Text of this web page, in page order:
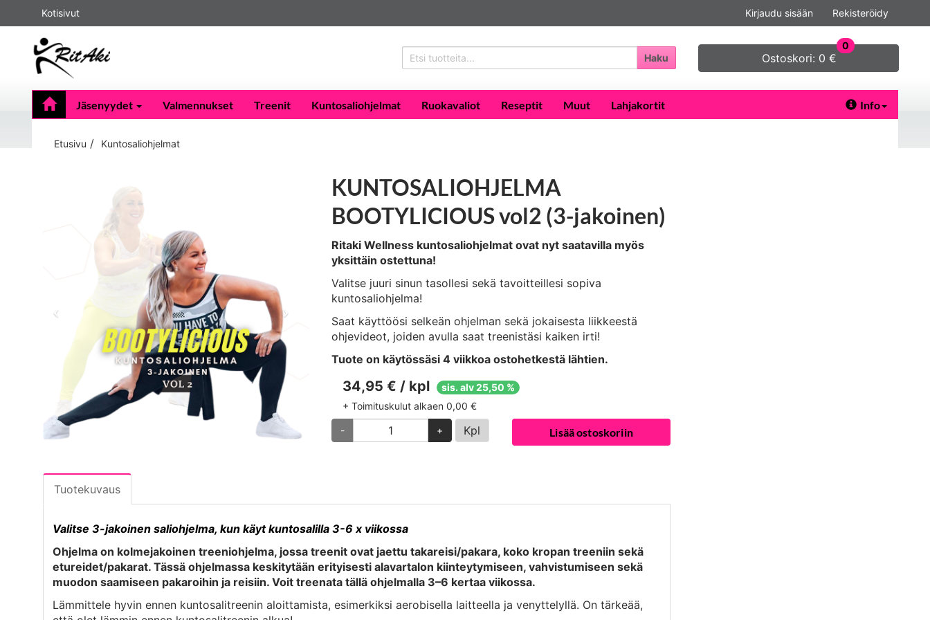
Kotisivut Kirjaudu sisään Rekisteröidy
Haku Ostoskori: 0 €
0
Jäsenyydet Valmennukset Treenit Kuntosaliohjelmat Ruokavaliot Reseptit Muut Lahjakortit Info
Etusivu Kuntosaliohjelmat
KUNTOSALIOHJELMA
BOOTYLICIOUS vol2 (3-jakoinen)
Ritaki Wellness kuntosaliohjelmat ovat nyt saatavilla myös
yksittäin ostettuna!
Valitse juuri sinun tasollesi sekä tavoitteillesi sopiva
kuntosaliohjelma!
Saat käyttöösi selkeän ohjelman sekä jokaisesta liikkeestä
ohjevideot, joiden avulla saat treenistäsi kaiken irti!
Tuote on käytössäsi 4 viikkoa ostohetkestä lähtien.
34,95 € / kpl
sis. alv 25,50 %
+ Toimituskulut alkaen 0,00 €
- + Kpl Lisää ostoskoriin
Tuotekuvaus
Valitse 3-jakoinen saliohjelma, kun käyt kuntosalilla 3-6 x viikossa
Ohjelma on kolmejakoinen treeniohjelma, jossa treenit ovat jaettu takareisi/pakara, koko kropan treeniin sekä
etureidet/pakarat. Tässä ohjelmassa keskitytään erityisesti alavartalon kiinteytymiseen, vahvistumiseen sekä
muodon saamiseen pakaroihin ja reisiin. Voit treenata tällä ohjelmalla 3–6 kertaa viikossa.
Lämmittele hyvin ennen kuntosalitreenin aloittamista, esimerkiksi aerobisella laitteella ja venyttelyllä. On tärkeää,